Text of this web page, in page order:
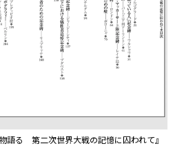
語る 第二次世界大戦の記憶に囚われて』